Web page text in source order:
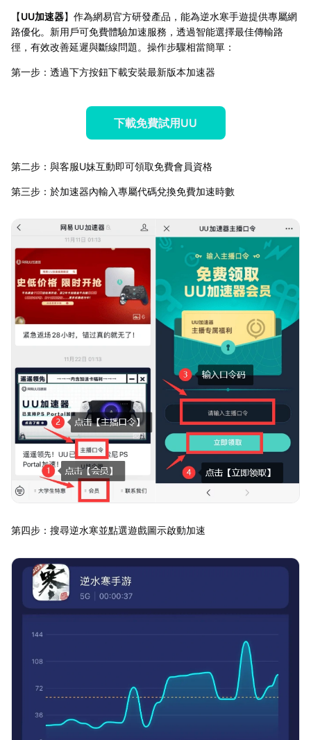
【UU加速器】作為網易官方研發產品，能為逆水寒手遊提供專屬網
路優化。新用戶可免費體驗加速服務，透過智能選擇最佳傳輸路
徑，有效改善延遲與斷線問題。操作步驟相當簡單：
第一步：透過下方按鈕下載安裝最新版本加速器
下載免費試用UU
第二步：與客服U妹互動即可領取免費會員資格
第三步：於加速器內輸入專屬代碼兌換免費加速時數
第四步：搜尋逆水寒並點選遊戲圖示啟動加速